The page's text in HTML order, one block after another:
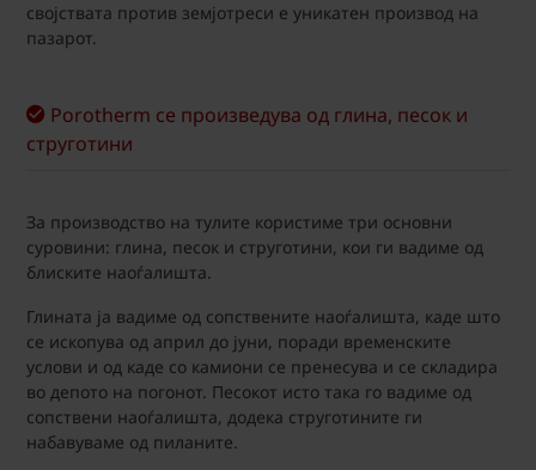
својствата против земјотреси е уникатен производ на
пазарот.
Porotherm се произведува од глина, песок и
струготини
За производство на тулите користиме три основни
суровини: глина, песок и струготини, кои ги вадиме од
блиските наоѓалишта.
Глината ја вадиме од сопствените наоѓалишта, каде што
се ископува од април до јуни, поради временските
услови и од каде со камиони се пренесува и се складира
во депото на погонот. Песокот исто така го вадиме од
сопствени наоѓалишта, додека струготините ги
набавуваме од пиланите.